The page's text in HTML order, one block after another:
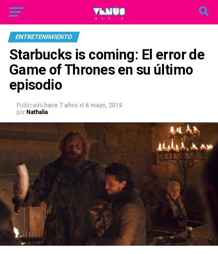
ENTRETENIMIENTO
Starbucks is coming: El error de
Game of Thrones en su último
episodio
Publicado hace 7 años el 6 mayo, 2019
por Nathalia